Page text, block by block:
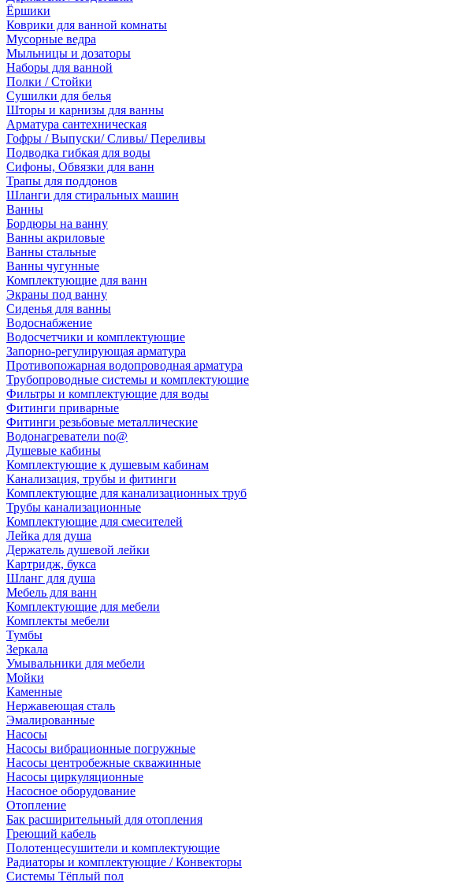
Ёршики
Коврики для ванной комнаты
Мусорные ведра
Мыльницы и дозаторы
Наборы для ванной
Полки / Стойки
Сушилки для белья
Шторы и карнизы для ванны
Арматура сантехническая
Гофры / Выпуски/ Сливы/ Переливы
Подводка гибкая для воды
Сифоны, Обвязки для ванн
Трапы для поддонов
Шланги для стиральных машин
Ванны
Бордюры на ванну
Ванны акриловые
Ванны стальные
Ванны чугунные
Комплектующие для ванн
Экраны под ванну
Сиденья для ванны
Водоснабжение
Водосчетчики и комплектующие
Запорно-регулирующая арматура
Противопожарная водопроводная арматура
Трубопроводные системы и комплектующие
Фильтры и комплектующие для воды
Фитинги приварные
Фитинги резьбовые металлические
Водонагреватели no@
Душевые кабины
Комплектующие к душевым кабинам
Канализация, трубы и фитинги
Комплектующие для канализационных труб
Трубы канализационные
Комплектующие для смесителей
Лейка для душа
Держатель душевой лейки
Картридж, букса
Шланг для душа
Мебель для ванн
Комплектующие для мебели
Комплекты мебели
Тумбы
Зеркала
Умывальники для мебели
Мойки
Каменные
Нержавеющая сталь
Эмалированные
Насосы
Насосы вибрационные погружные
Насосы центробежные скважинные
Насосы циркуляционные
Насосное оборудование
Отопление
Бак расширительный для отопления
Греющий кабель
Полотенцесушители и комплектующие
Радиаторы и комплектующие / Конвекторы
Системы Тёплый пол